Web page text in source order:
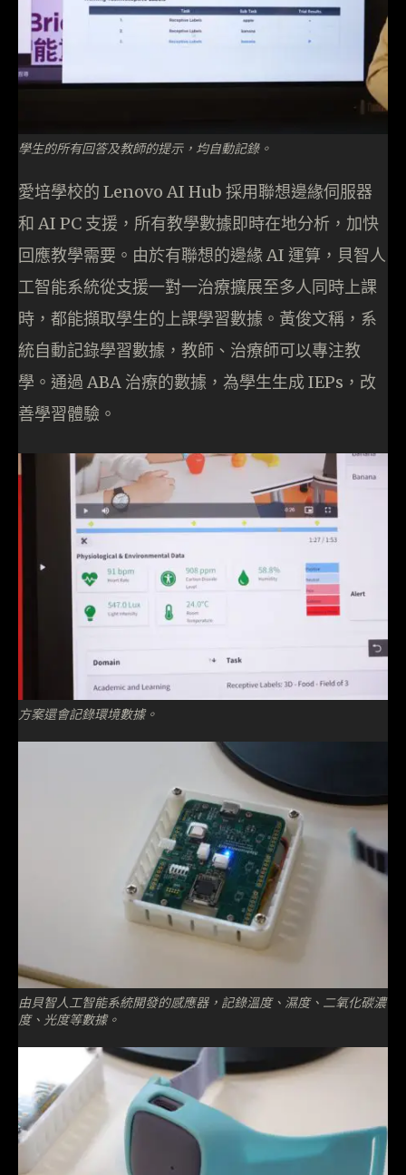
學生的所有回答及教師的提示，均自動記錄。
愛培學校的 Lenovo AI Hub 採用聯想邊緣伺服器
和 AI PC 支援，所有教學數據即時在地分析，加快
回應教學需要。由於有聯想的邊緣 AI 運算，貝智人
工智能系統從支援一對一治療擴展至多人同時上課
時，都能擷取學生的上課學習數據。黃俊文稱，系
統自動記錄學習數據，教師、治療師可以專注教
學。通過 ABA 治療的數據，為學生生成 IEPs，改
善學習體驗。
方案還會記錄環境數據。
由貝智人工智能系統開發的感應器，記錄溫度、濕度、二氧化碳濃
度、光度等數據。